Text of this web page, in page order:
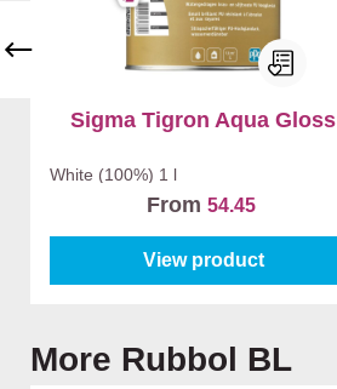
Sigma Tigron Aqua Gloss
White (100%) 1 l
From 54.45
View product
Skip product gallery
More Rubbol BL